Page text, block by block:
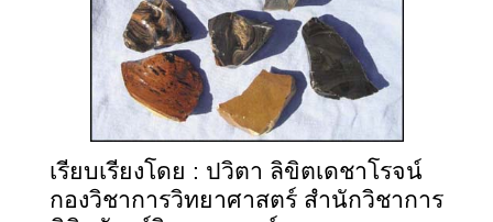
เรียบเรียงโดย : ปวิตา ลิขิตเดชาโรจน์
กองวิชาการวิทยาศาสตร์ สำนักวิชาการ